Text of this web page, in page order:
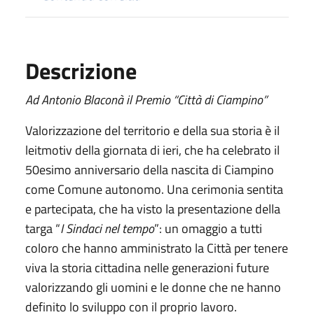
Descrizione
Ad Antonio Blaconà il Premio “Città di Ciampino”
Valorizzazione del territorio e della sua storia è il
leitmotiv della giornata di ieri, che ha celebrato il
50esimo anniversario della nascita di Ciampino
come Comune autonomo. Una cerimonia sentita
e partecipata, che ha visto la presentazione della
targa “I Sindaci nel tempo”: un omaggio a tutti
coloro che hanno amministrato la Città per tenere
viva la storia cittadina nelle generazioni future
valorizzando gli uomini e le donne che ne hanno
definito lo sviluppo con il proprio lavoro.